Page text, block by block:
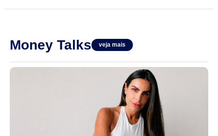
Money Talks veja mais